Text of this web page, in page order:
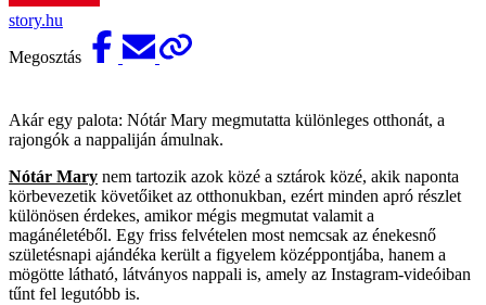
story.hu
Megosztás
Akár egy palota: Nótár Mary megmutatta különleges otthonát, a
rajongók a nappaliján ámulnak.
Nótár Mary nem tartozik azok közé a sztárok közé, akik naponta
körbevezetik követőiket az otthonukban, ezért minden apró részlet
különösen érdekes, amikor mégis megmutat valamit a
magánéletéből. Egy friss felvételen most nemcsak az énekesnő
születésnapi ajándéka került a figyelem középpontjába, hanem a
mögötte látható, látványos nappali is, amely az Instagram-videóiban
tűnt fel legutóbb is.